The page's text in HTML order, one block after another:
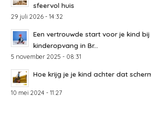
sfeervol huis
29 juli 2026 - 14:32
Een vertrouwde start voor je kind
kinderopvang in Br...
5 november 2025 - 08:31
Hoe krijg je je kind achter dat
10 mei 2024 - 11:27